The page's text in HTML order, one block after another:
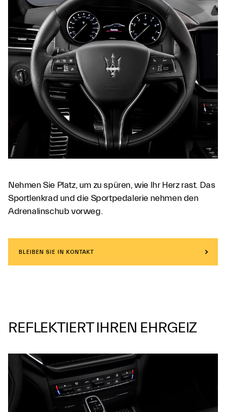
Nehmen Sie Platz, um zu spüren, wie Ihr Herz rast. Das
Sportlenkrad und die Sportpedalerie nehmen den
Adrenalinschub vorweg.
BLEIBEN SIE IN KONTAKT
REFLEKTIERT IHREN EHRGEIZ